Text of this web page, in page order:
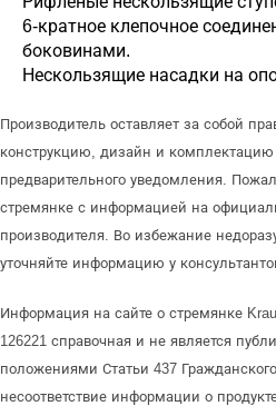
6-кратное клепочное
боковинами.
Нескользящие насадки на
Производитель оставляет за собой
конструкцию, дизайн и комплектацию
предварительного уведомления.
стремянке с информацией на
производителя. Во избежание
уточняйте информацию у
Информация на сайте о стремянке
126221 справочная и не является
положениями Статьи 437
несоответствие информации о